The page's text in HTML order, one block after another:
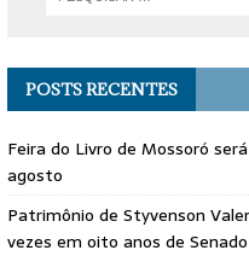
POSTS RECENTES
Feira do Livro de Mossoró
agosto
Patrimônio de Styvenson
vezes em oito anos de Senado